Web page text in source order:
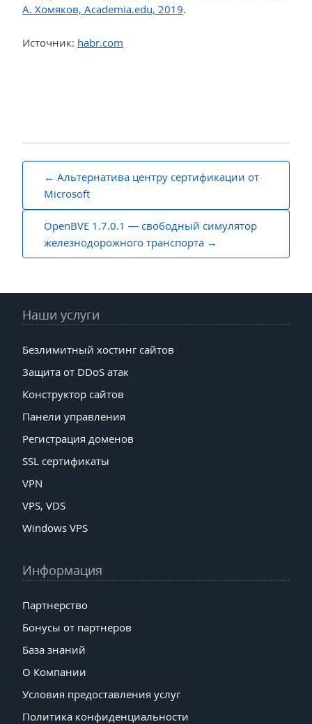
А. Хомяков, Academia.edu, 2019.
Источник: habr.com
Навигация
записям
Альтернатива центру сертификации от
Microsoft
OpenBVE 1.7.0.1 — свободный симулятор
железнодорожного транспорта
Наши услуги
Безлимитный хостинг сайтов
Защита от DDoS атак
Конструктор сайтов
Панели управления
Регистрация доменов
SSL сертификаты
VPN
VPS, VDS
Windows VPS
Информация
Партнерство
Бонусы от партнеров
База знаний
О Компании
Условия предоставления услуг
Политика конфиденциальности